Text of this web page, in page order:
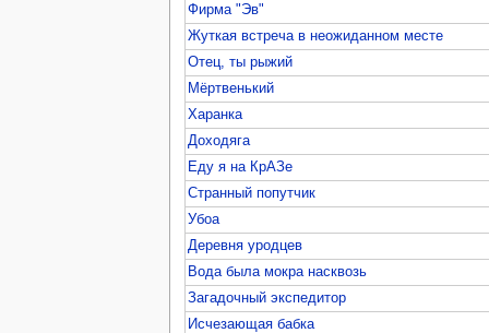
Фирма "Эв"
Жуткая встреча в неожиданном месте
Отец, ты рыжий
Мёртвенький
Харанка
Доходяга
Еду я на КрАЗе
Странный попутчик
Убоа
Деревня уродцев
Вода была мокра насквозь
Загадочный экспедитор
Исчезающая бабка